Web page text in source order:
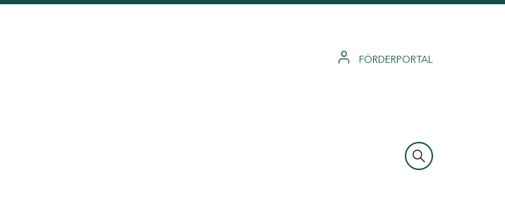
FÖRDERPORTAL